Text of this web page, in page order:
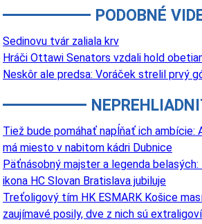
PODOBNÉ
Sedinovu tvár zaliala krv
Hráči Ottawi Senators vzdali hold
Neskôr ale predsa: Voráček strelil prvý
Tiež bude pomáhať napĺňať ich ambície:
má miesto v nabitom kádri Dubnice
Päťnásobný majster a legenda
ikona HC Slovan Bratislava jubiluje
Treťoligový tím HK ESMARK Košice
zaujímavé posily, dve z nich sú